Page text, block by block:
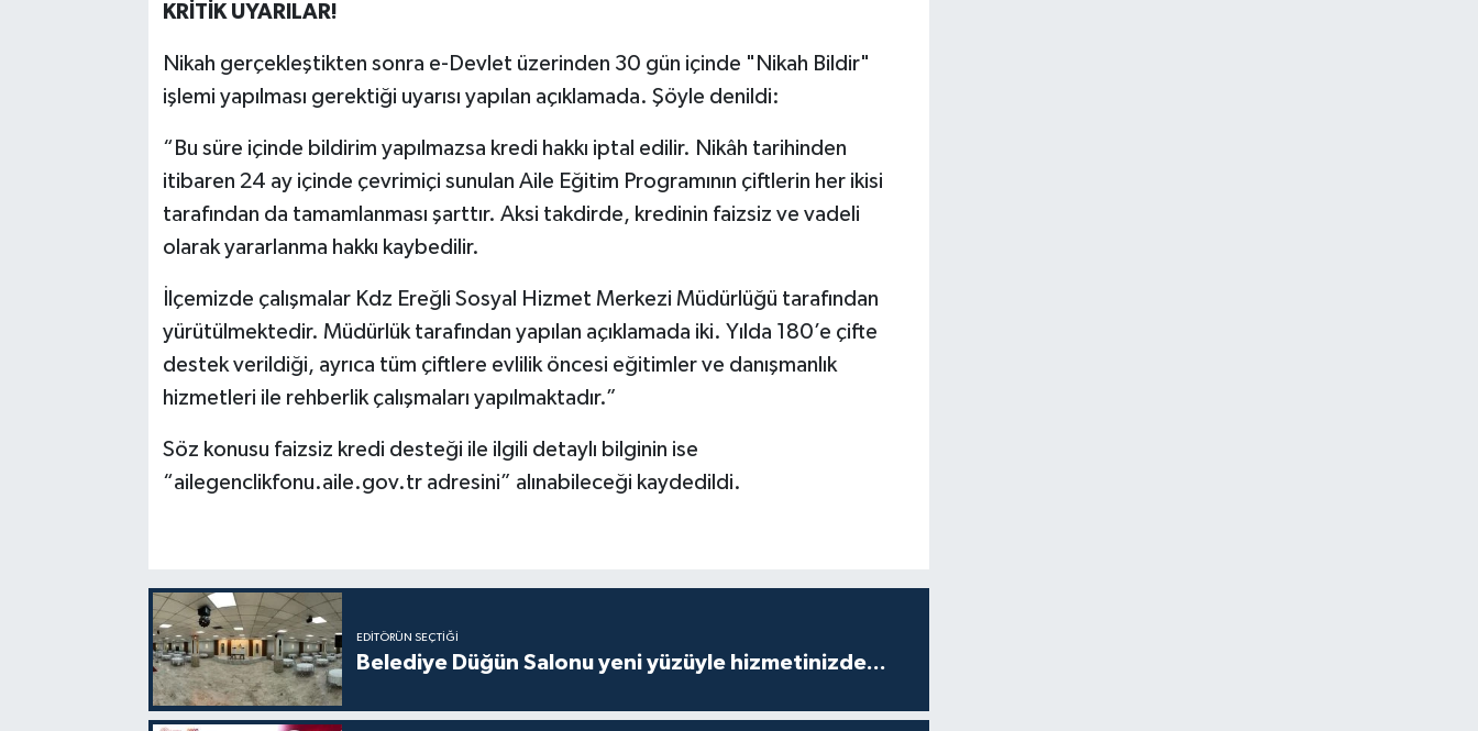
KRİTİK UYARILAR!
Nikah gerçekleştikten sonra e-Devlet üzerinden 30 gün içinde "Nikah Bildir"
işlemi yapılması gerektiği uyarısı yapılan açıklamada. Şöyle denildi:
“Bu süre içinde bildirim yapılmazsa kredi hakkı iptal edilir. Nikâh tarihinden
itibaren 24 ay içinde çevrimiçi sunulan Aile Eğitim Programının çiftlerin her ikisi
tarafından da tamamlanması şarttır. Aksi takdirde, kredinin faizsiz ve vadeli
olarak yararlanma hakkı kaybedilir.
İlçemizde çalışmalar Kdz Ereğli Sosyal Hizmet Merkezi Müdürlüğü tarafından
yürütülmektedir. Müdürlük tarafından yapılan açıklamada iki. Yılda 180’e çifte
destek verildiği, ayrıca tüm çiftlere evlilik öncesi eğitimler ve danışmanlık
hizmetleri ile rehberlik çalışmaları yapılmaktadır.”
Söz konusu faizsiz kredi desteği ile ilgili detaylı bilginin ise
“ailegenclikfonu.aile.gov.tr adresini” alınabileceği kaydedildi.
EDITÖRÜN SEÇTIĞI
Belediye Düğün Salonu yeni yüzüyle hizmetinizde...